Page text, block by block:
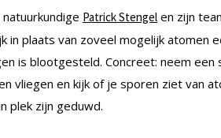
Patrick Stengel en zijn
in plaats van zoveel mogelijk atomen
is blootgesteld. Concreet: neem
vliegen en kijk of je sporen ziet van
plek zijn geduwd.